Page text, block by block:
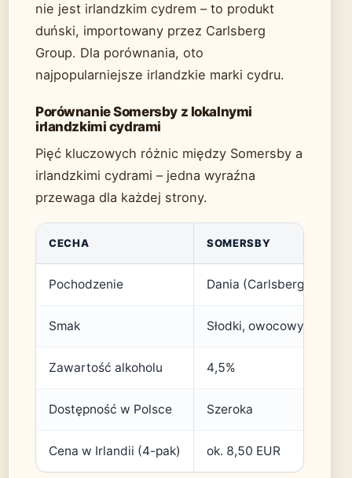
nie jest irlandzkim cydrem – to produkt
duński, importowany przez Carlsberg
Group. Dla porównania, oto
najpopularniejsze irlandzkie marki cydru.
Porównanie Somersby z lokalnymi
irlandzkimi cydrami
Pięć kluczowych różnic między Somersby a
irlandzkimi cydrami – jedna wyraźna
przewaga dla każdej strony.
CECHA SOMERSBY
Pochodzenie Dania (Carlsberg Group)
Smak Słodki, owocowy
Zawartość alkoholu 4,5%
Dostępność w Polsce Szeroka
Cena w Irlandii (4-pak) ok. 8,50 EUR